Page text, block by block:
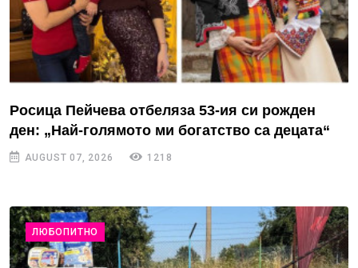
Росица Пейчева отбеляза 53-ия си рожден
ден: „Най-голямото ми богатство са децата“
AUGUST 07, 2026 1218
ЛЮБОПИТНО